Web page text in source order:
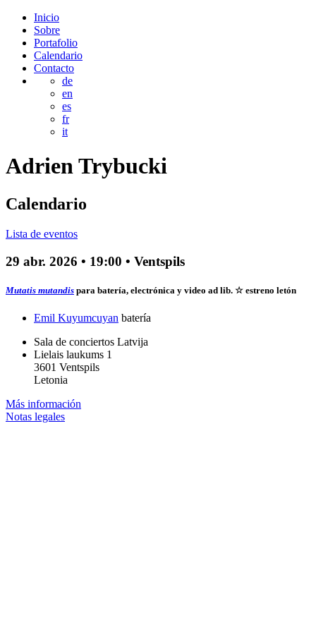
Inicio
Sobre
Portafolio
Calendario
Contacto
de
en
es
fr
it
AdrienTrybucki
Calendario
Lista de eventos
29 abr. 2026 • 19:00 • Ventspils
Mutatis mutandis para batería, electrónica y video ad lib. ☆ estreno letón
Emil Kuyumcuyan batería
Sala de conciertos Latvija
Lielais laukums 1
3601 Ventspils
Letonia
Más información
Notas legales